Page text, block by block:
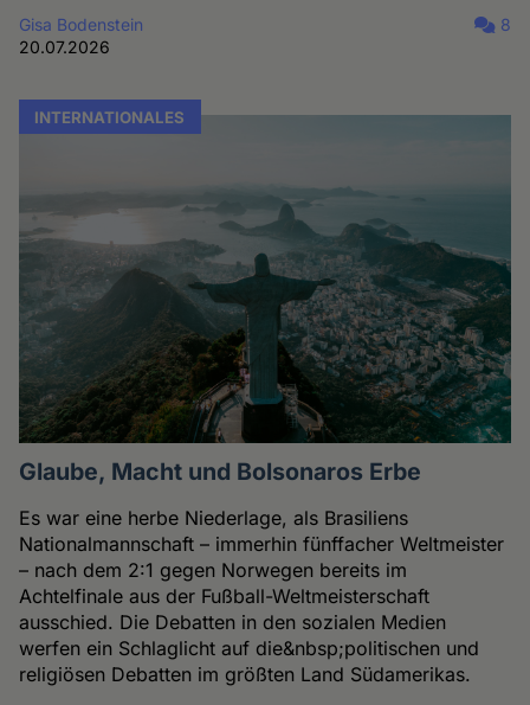
Gisa Bodenstein
20.07.2026
8
INTERNATIONALES
Glaube, Macht und Bolsonaros Erbe
Es war eine herbe Niederlage, als Brasiliens
Nationalmannschaft – immerhin fünffacher Weltmeister
– nach dem 2:1 gegen Norwegen bereits im
Achtelfinale aus der Fußball-Weltmeisterschaft
ausschied. Die Debatten in den sozialen Medien
werfen ein Schlaglicht auf die&nbsp;politischen und
religiösen Debatten im größten Land Südamerikas.